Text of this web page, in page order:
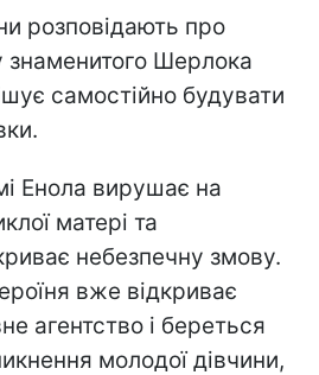
розповідають про
Шерлока
самостійно будувати
Енола вирушає на
матері та
небезпечну змову.
вже відкриває
агентство і береться
молодої дівчини,